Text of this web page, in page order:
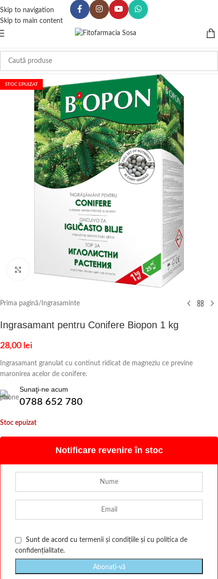
Skip to navigation
Skip to main content
STOC EPUIZAT
Click to enlarge
Prima pagină/ Ingrasaminte
Ingrasamant pentru Conifere Biopon 1 kg
28,00 lei
Ingrasamant granulat cu continut ridicat de magneziu ce previne
maronirea acelor de conifere.
Sunaţi-ne acum
0788 652 780
Stoc epuizat
Notificare revenire în stoc
Sunt de acord cu termenii și condițiile și cu politica de
confidențialitate.